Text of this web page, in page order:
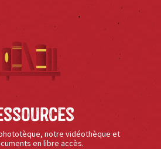
notre vidéothèque et
en libre accès.